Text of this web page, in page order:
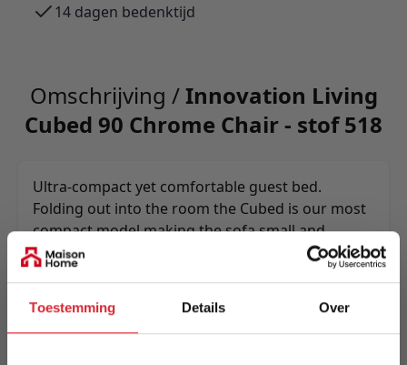
Toestemming Details Over
14 dagen bedenktijd
Omschrijving /Innovation Living
Cubed 90 Chrome Chair - stof 518
Ultra-compact yet comfortable guest bed.
Folding out into the room the Cubed is our most
compact model making the sofa small and
elegant and the bed big and comfortable.
Excellent for expanding your office or guest
Meer informatie